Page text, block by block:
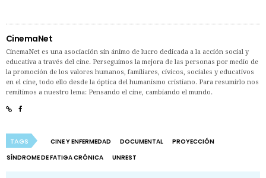
CinemaNet
CinemaNet es una asociación sin ánimo de lucro dedicada a la acción social y
educativa a través del cine. Perseguimos la mejora de las personas por medio de
la promoción de los valores humanos, familiares, cívicos, sociales y educativos
en el cine, todo ello desde la óptica del humanismo cristiano. Para resumirlo nos
remitimos a nuestro lema: Pensando el cine, cambiando el mundo.
TAGS CINE Y ENFERMEDAD DOCUMENTAL
PROYECCIÓN
SÍNDROME DE FATIGA CRÓNICA
UNREST